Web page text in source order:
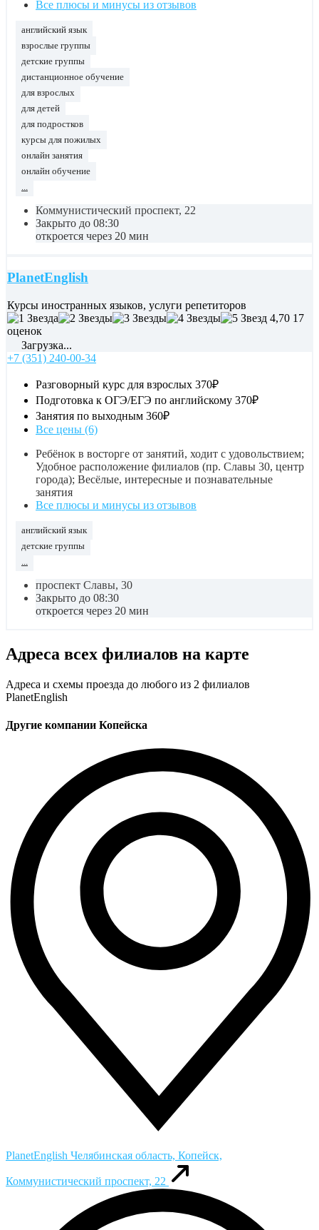
Все плюсы и минусы из отзывов
английский язык
взрослые группы
детские группы
дистанционное обучение
для взрослых
для детей
для подростков
курсы для пожилых
онлайн занятия
онлайн обучение
Коммунистический проспект, 22
Закрыто до 08:30
откроется через 20 мин
PlanetEnglish
Курсы иностранных языков, услуги репетиторов
4,70 17
оценок
Загрузка...
+7 (351) 240-00-34
Разговорный курс для взрослых 370₽
Подготовка к ОГЭ/ЕГЭ по английскому 370₽
Занятия по выходным 360₽
Все цены (6)
Ребёнок в восторге от занятий, ходит с удовольствием;
Удобное расположение филиалов (пр. Славы 30, центр
города); Весёлые, интересные и познавательные
занятия
Все плюсы и минусы из отзывов
английский язык
детские группы
...
проспект Славы, 30
Закрыто до 08:30
откроется через 20 мин
Адреса всех филиалов на карте
Адреса и схемы проезда до любого из 2 филиалов
PlanetEnglish
Другие компании Копейска
PlanetEnglish Челябинская область, Копейск,
Коммунистический проспект, 22